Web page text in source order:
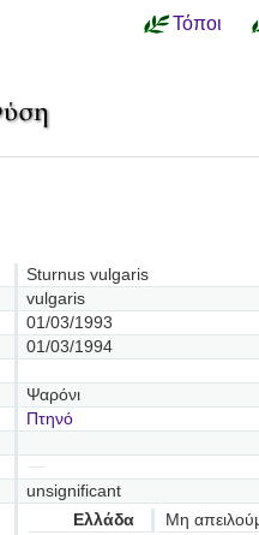
Τόποι
Sturnus vulgaris
vulgaris
01/03/1993
01/03/1994
Ψαρόνι
Πτηνό
unsignificant
Ελλάδα
Μη